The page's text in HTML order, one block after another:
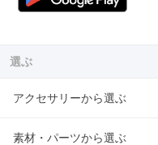
選ぶ
アクセサリーから選ぶ
素材・パーツから選ぶ